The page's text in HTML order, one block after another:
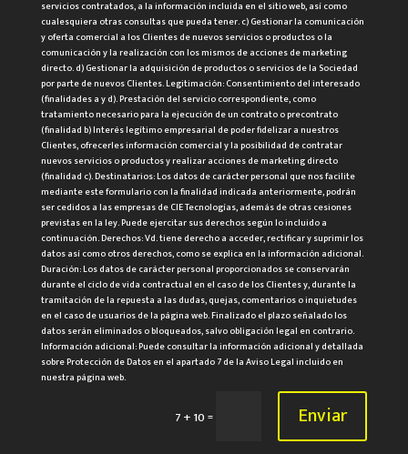
servicios contratados, a la información incluida en el sitio web, así como
cualesquiera otras consultas que pueda tener. c) Gestionar la comunicación
y oferta comercial a los Clientes de nuevos servicios o productos o la
comunicación y la realización con los mismos de acciones de marketing
directo. d) Gestionar la adquisición de productos o servicios de la Sociedad
por parte de nuevos Clientes. Legitimación: Consentimiento del interesado
(finalidades a y d). Prestación del servicio correspondiente, como
tratamiento necesario para la ejecución de un contrato o precontrato
(finalidad b) Interés legítimo empresarial de poder fidelizar a nuestros
Clientes, ofrecerles información comercial y la posibilidad de contratar
nuevos servicios o productos y realizar acciones de marketing directo
(finalidad c). Destinatarios: Los datos de carácter personal que nos facilite
mediante este formulario con la finalidad indicada anteriormente, podrán
ser cedidos a las empresas de CIE Tecnologías, además de otras cesiones
previstas en la ley. Puede ejercitar sus derechos según lo incluido a
continuación. Derechos: Vd. tiene derecho a acceder, rectificar y suprimir los
datos así como otros derechos, como se explica en la información adicional.
Duración: Los datos de carácter personal proporcionados se conservarán
durante el ciclo de vida contractual en el caso de los Clientes y, durante la
tramitación de la repuesta a las dudas, quejas, comentarios o inquietudes
en el caso de usuarios de la página web. Finalizado el plazo señalado los
datos serán eliminados o bloqueados, salvo obligación legal en contrario.
Información adicional: Puede consultar la información adicional y detallada
sobre Protección de Datos en el apartado 7 de la Aviso Legal incluido en
nuestra página web.
7 + 10= Enviar